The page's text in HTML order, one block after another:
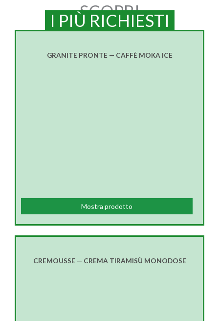
SCOPRI
I PIÙ RICHIESTI
GRANITE PRONTE — CAFFÈ MOKA ICE
Mostra prodotto
CREMOUSSE — CREMA TIRAMISÙ MONODOSE